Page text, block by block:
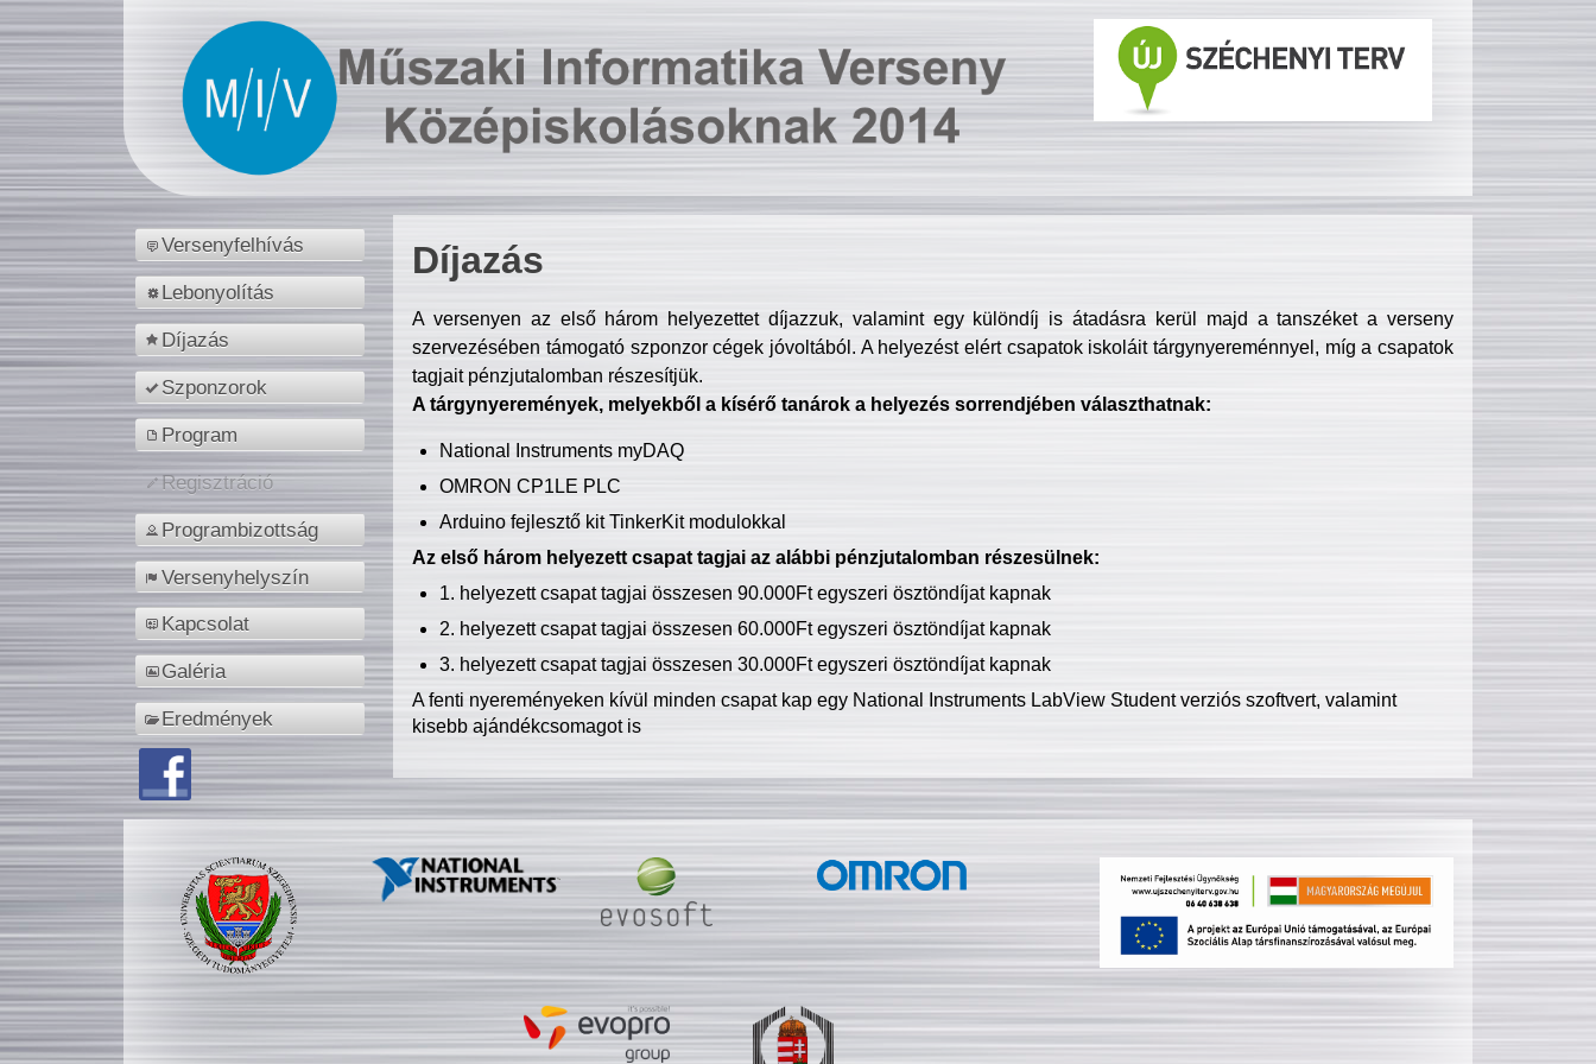
Versenyfelhívás
Lebonyolítás
Díjazás
Szponzorok
Program
Regisztráció
Programbizottság
Versenyhelyszín
Kapcsolat
Galéria
Eredmények
Díjazás
A versenyen az első három helyezettet díjazzuk, valamint egy különdíj is átadásra kerül majd a tanszéket a verseny
szervezésében támogató szponzor cégek jóvoltából. A helyezést elért csapatok iskoláit tárgynyereménnyel, míg a csapatok
tagjait pénzjutalomban részesítjük.
A tárgynyeremények, melyekből a kísérő tanárok a helyezés sorrendjében választhatnak:
National Instruments myDAQ
OMRON CP1LE PLC
Arduino fejlesztő kit TinkerKit modulokkal
Az első három helyezett csapat tagjai az alábbi pénzjutalomban részesülnek:
1. helyezett csapat tagjai összesen 90.000Ft egyszeri ösztöndíjat kapnak
2. helyezett csapat tagjai összesen 60.000Ft egyszeri ösztöndíjat kapnak
3. helyezett csapat tagjai összesen 30.000Ft egyszeri ösztöndíjat kapnak
A fenti nyereményeken kívül minden csapat kap egy National Instruments LabView Student verziós szoftvert, valamint
kisebb ajándékcsomagot is